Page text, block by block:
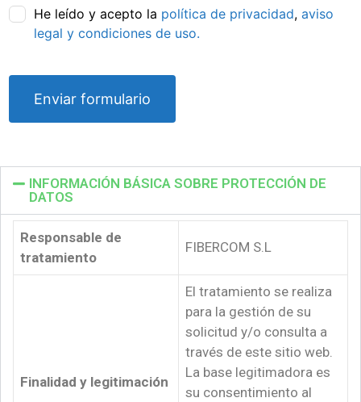
He leído y acepto la política de privacidad,aviso
legal y condiciones de uso.
INFORMACIÓN BÁSICA SOBRE PROTECCIÓN DE
DATOS
Responsable de
tratamiento
FIBERCOM S.L
Finalidad y legitimación
El tratamiento se realiza
para la gestión de su
solicitud y/o consulta a
través de este sitio web.
La base legitimadora es
su consentimiento al